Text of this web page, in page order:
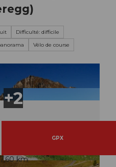
Difficulté: difficile
Vélo de course
© Schwyz Tourismus, Ferien- und Ausflugsregi
GPX
km